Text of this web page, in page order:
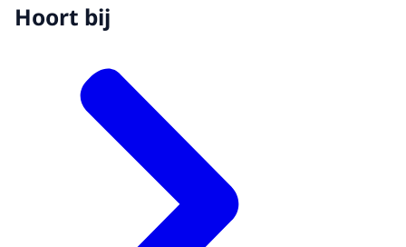
Hoort bij